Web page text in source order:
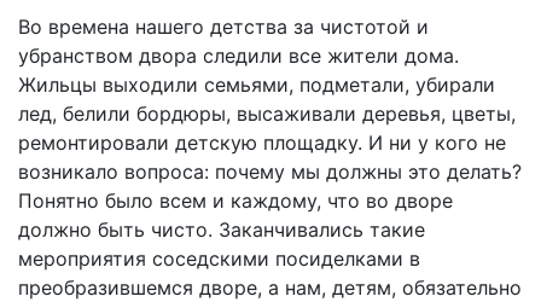
Во времена нашего детства за чистотой и
убранством двора следили все жители дома.
Жильцы выходили семьями, подметали, убирали
лед, белили бордюры, высаживали деревья, цветы,
ремонтировали детскую площадку. И ни у кого не
возникало вопроса: почему мы должны это делать?
Понятно было всем и каждому, что во дворе
должно быть чисто. Заканчивались такие
мероприятия соседскими посиделками в
преобразившемся дворе, а нам, детям, обязательно